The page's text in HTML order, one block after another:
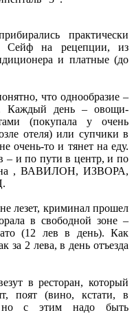
практически
Сейф на рецепции, из
и платные (до
что однообразие –
Каждый день – овощи-
(покупала у очень
отеля) или супчики в
очень-то и тянет на еду.
– и по пути в центр, и по
, ВАВИЛОН, ИЗВОРА,
лезет, криминал прошел
в свободной зоне –
(12 лев в день). Как
за 2 лева, в день отъезда
в ресторан, который
поят (вино, кстати, в
но с этим надо быть